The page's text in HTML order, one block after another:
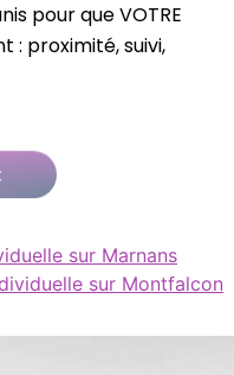
pour que VOTRE
: proximité, suivi,
sur Marnans
sur Montfalcon